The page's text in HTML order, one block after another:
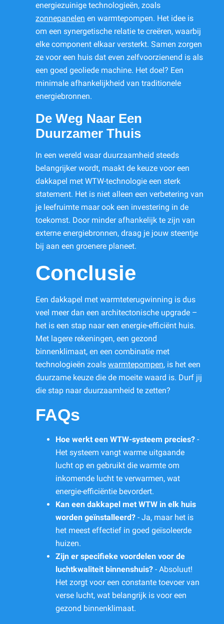
energiezuinige technologieën, zoals
zonnepanelen en warmtepompen. Het idee is
om een synergetische relatie te creëren, waarbij
elke component elkaar versterkt. Samen zorgen
ze voor een huis dat even zelfvoorzienend is als
een goed geoliede machine. Het doel? Een
minimale afhankelijkheid van traditionele
energiebronnen.
De Weg Naar Een
Duurzamer Thuis
In een wereld waar duurzaamheid steeds
belangrijker wordt, maakt de keuze voor een
dakkapel met WTW-technologie een sterk
statement. Het is niet alleen een verbetering van
je leefruimte maar ook een investering in de
toekomst. Door minder afhankelijk te zijn van
externe energiebronnen, draag je jouw steentje
bij aan een groenere planeet.
Conclusie
Een dakkapel met warmteterugwinning is dus
veel meer dan een architectonische upgrade –
het is een stap naar een energie-efficiënt huis.
Met lagere rekeningen, een gezond
binnenklimaat, en een combinatie met
technologieën zoals warmtepompen, is het een
duurzame keuze die de moeite waard is. Durf jij
die stap naar duurzaamheid te zetten?
FAQs
Hoe werkt een WTW-systeem precies? -
Het systeem vangt warme uitgaande
lucht op en gebruikt die warmte om
inkomende lucht te verwarmen, wat
energie-efficiëntie bevordert.
Kan een dakkapel met WTW in elk huis
worden geïnstalleerd? - Ja, maar het is
het meest effectief in goed geïsoleerde
huizen.
Zijn er specifieke voordelen voor de
luchtkwaliteit binnenshuis? - Absoluut!
Het zorgt voor een constante toevoer van
verse lucht, wat belangrijk is voor een
gezond binnenklimaat.